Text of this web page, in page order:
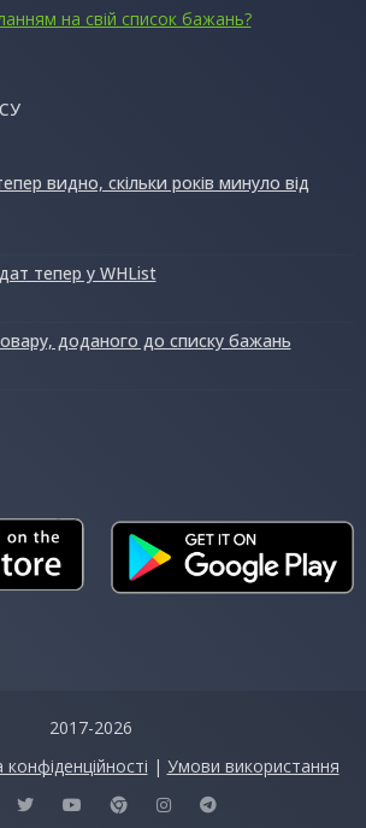
на свій список бажань?
видно, скільки років минуло від
тепер у WHList
доданого до списку бажань
2017-2026
конфіденційності | Умови використання